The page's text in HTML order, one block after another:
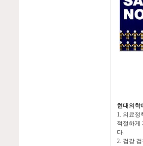
현대의학
1. 의료정
적절하게
다.
2. 검강